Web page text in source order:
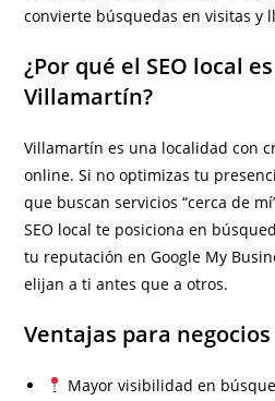
convierte búsquedas en visitas y
¿Por qué el SEO local
Villamartín?
Villamartín es una localidad con
online. Si no optimizas tu
que buscan servicios “cerca de
SEO local te posiciona en
tu reputación en Google My
elijan a ti antes que a otros.
Ventajas para
Mayor visibilidad en